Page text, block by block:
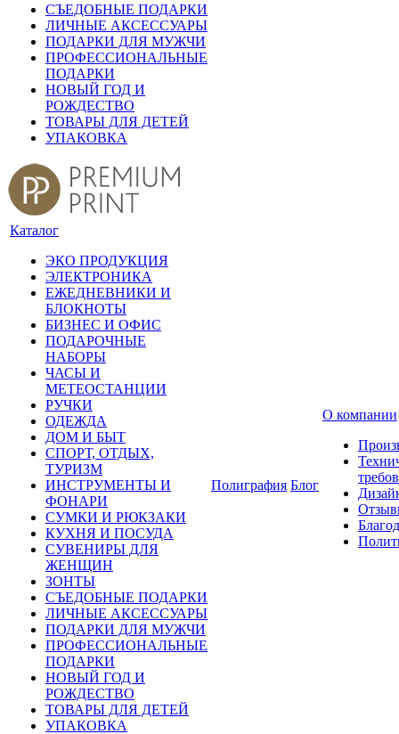
СЪЕДОБНЫЕ ПОДАРКИ
ЛИЧНЫЕ АКСЕССУАРЫ
ПОДАРКИ ДЛЯ МУЖЧИ
ПРОФЕССИОНАЛЬНЫЕ
ПОДАРКИ
НОВЫЙ ГОД И
РОЖДЕСТВО
ТОВАРЫ ДЛЯ ДЕТЕЙ
УПАКОВКА
Каталог
ЭКО ПРОДУКЦИЯ
ЭЛЕКТРОНИКА
ЕЖЕДНЕВНИКИ И
БЛОКНОТЫ
БИЗНЕС И ОФИС
ПОДАРОЧНЫЕ
НАБОРЫ
ЧАСЫ И
МЕТЕОСТАНЦИИ
РУЧКИ
ОДЕЖДА
ДОМ И БЫТ
СПОРТ, ОТДЫХ,
ТУРИЗМ
ИНСТРУМЕНТЫ И
ФОНАРИ
СУМКИ И РЮКЗАКИ
КУХНЯ И ПОСУДА
СУВЕНИРЫ ДЛЯ
ЖЕНЩИН
ЗОНТЫ
СЪЕДОБНЫЕ ПОДАРКИ
ЛИЧНЫЕ АКСЕССУАРЫ
ПОДАРКИ ДЛЯ МУЖЧИ
ПРОФЕССИОНАЛЬНЫЕ
ПОДАРКИ
НОВЫЙ ГОД И
РОЖДЕСТВО
ТОВАРЫ ДЛЯ ДЕТЕЙ
УПАКОВКА
Полиграфия Блог
О компании